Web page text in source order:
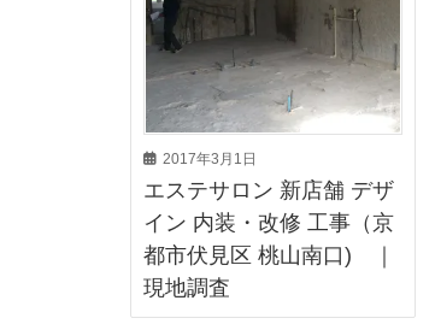
2017年3月1日
エステサロン 新店舗 デザ
イン 内装・改修 工事（京
都市伏見区 桃山南口) ｜
現地調査